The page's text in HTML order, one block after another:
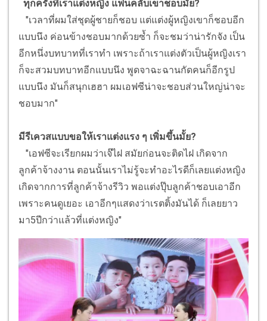
ทุกครั้งที่เราแต่งหญิง แฟนคลับเขาชอบมั้ย?
"เวลาที่ผมใส่ชุดผู้ชายก็ชอบ แต่แต่งผู้หญิงเขาก็ชอบอีก
แบบนึง ค่อนข้างชอบมากด้วยซ้ำ ก็จะชมว่าน่ารักจัง เป็น
อีกหนึ่งบทบาทที่เราทำ เพราะถ้าเราแต่งตัวเป็นผู้หญิงเรา
ก็จะสวมบทบาทอีกแบบนึง พูดจาฉะฉานกัดคนก็อีกรูป
แบบนึง มันก็สนุกเฮฮา ผมเอฟซีน่าจะชอบส่วนใหญ่น่าจะ
ชอบมาก"
มีรีเควสแบบขอให้เราแต่งแรง ๆ เพิ่มขึ้นมั้ย?
"เอฟซีจะเรียกผมว่าเจ๊ไฝ สมัยก่อนจะติดไฝ เกิดจาก
ลูกค้าจ้างงาน ตอนนั้นเราไม่รู้จะทำอะไรดีก็เลยแต่งหญิง
เกิดจากการที่ลูกค้าจ้างรีวิว พอแต่งปุ๊บลูกค้าชอบเอาอีก
เพราะคนดูเยอะ เอาอีกๆแสดงว่าเรตติ้งมันได้ ก็เลยยาว
มา5ปีกว่าแล้วที่แต่งหญิง"